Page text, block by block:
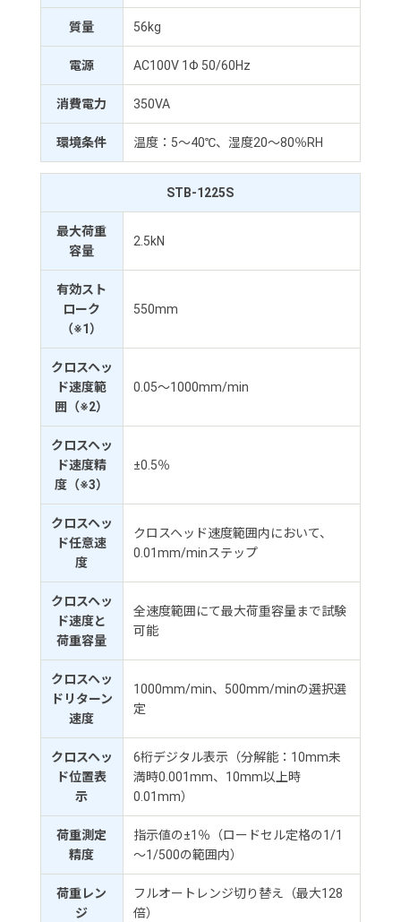
質量 56kg
電源 AC100V 1Φ 50/60Hz
消費電力 350VA
環境条件 温度：5～40℃、湿度20～80％RH
STB-1225S
最大荷重
容量
2.5kN
有効スト
ローク
（※1）
550mm
クロスヘッ
ド速度範
囲（※2）
0.05～1000mm/min
クロスヘッ
ド速度精
度（※3）
±0.5％
クロスヘッ
ド任意速
度
クロスヘッド速度範囲内において、
0.01mm/minステップ
クロスヘッ
ド速度と
荷重容量
全速度範囲にて最大荷重容量まで試験
可能
クロスヘッ
ドリターン
速度
1000mm/min、500mm/minの選択選
定
クロスヘッ
ド位置表
示
6桁デジタル表示（分解能：10mm未
満時0.001mm、10mm以上時
0.01mm）
荷重測定
精度
指示値の±1％（ロードセル定格の1/1
～1/500の範囲内）
荷重レン
ジ
フルオートレンジ切り替え（最大128
倍）